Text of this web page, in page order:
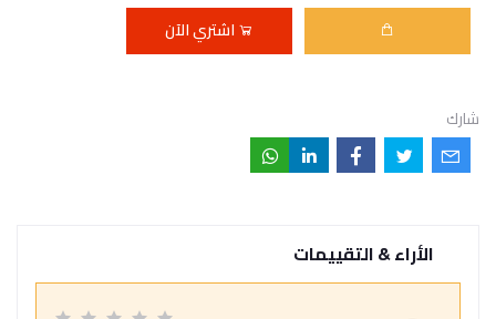
اشتري الآن
شارك
الأراء & التقييمات